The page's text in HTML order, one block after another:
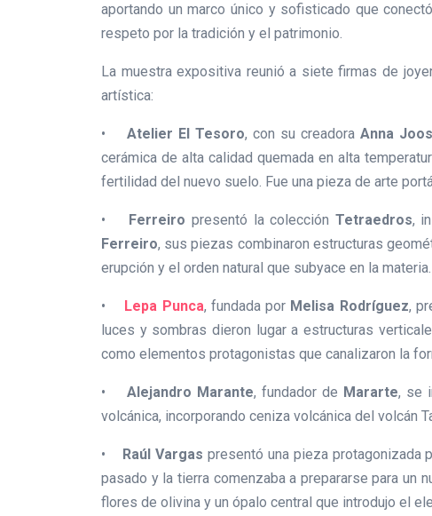
aportando un marco único y sofisticado que
respeto por la tradición y el patrimonio.
La muestra expositiva reunió a siete firmas de
artística:
• Atelier El Tesoro, con su creadora Anna Joos
cerámica de alta calidad quemada en alta
fertilidad del nuevo suelo. Fue una pieza de arte
• Ferreiro presentó la colección Tetraedros,
Ferreiro, sus piezas combinaron estructuras
erupción y el orden natural que subyace en la materia.
• Lepa Punca, fundada por Melisa Rodríguez,
luces y sombras dieron lugar a estructuras
como elementos protagonistas que canalizaron la
• Alejandro Marante, fundador de Mararte, se
volcánica, incorporando ceniza volcánica del volcán
• Raúl Vargas presentó una pieza protagonizada
pasado y la tierra comenzaba a prepararse para un
flores de olivina y un ópalo central que introdujo el